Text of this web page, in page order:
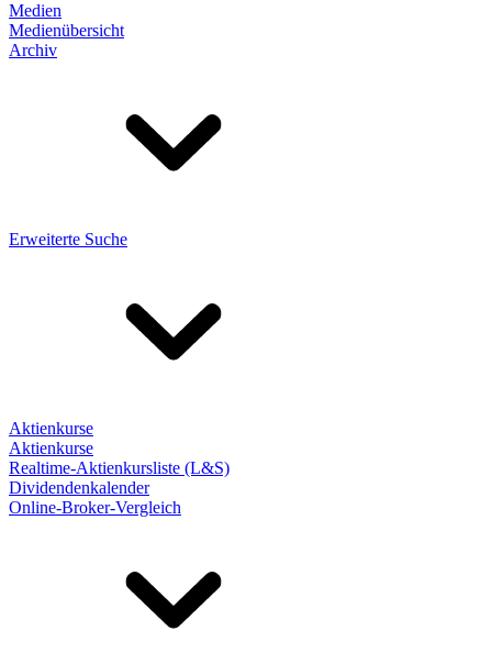
Medien
Medienübersicht
Archiv
Erweiterte Suche
Aktienkurse
Aktienkurse
Realtime-Aktienkursliste (L&S)
Dividendenkalender
Online-Broker-Vergleich